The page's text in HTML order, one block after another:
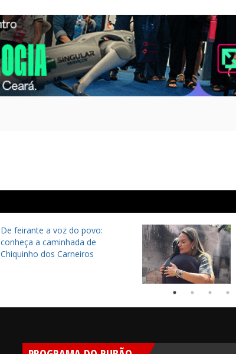
De feirante a voz do povo:
conheça a caminhada de
Chiquinho dos Carneiros